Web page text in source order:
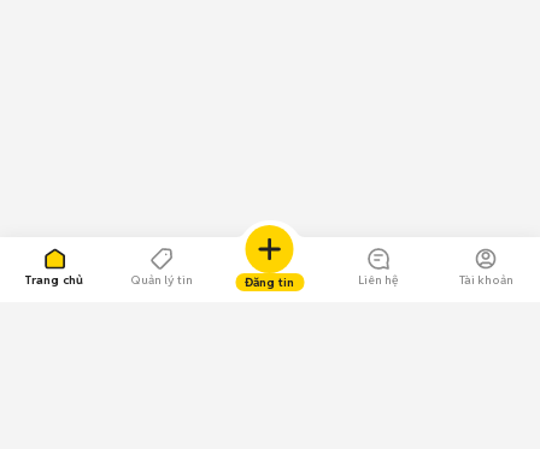
Trang chủ Quản lý tin Đăng tin Liên hệ Tài khoản